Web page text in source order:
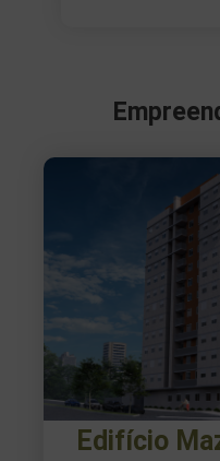
Edifício